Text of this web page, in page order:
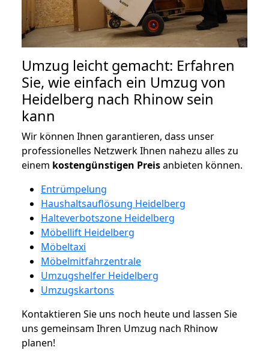
Umzug leicht gemacht: Erfahren
Sie, wie einfach ein Umzug von
Heidelberg nach Rhinow sein
kann
Wir können Ihnen garantieren, dass unser
professionelles Netzwerk Ihnen nahezu alles zu
einem kostengünstigen Preisanbieten können.
Entrümpelung
Haushaltsauflösung Heidelberg
Halteverbotszone Heidelberg
Möbellift Heidelberg
Möbeltaxi
Möbelmitfahrzentrale
Umzugshelfer Heidelberg
Umzugskartons
Kontaktieren Sie uns noch heute und lassen Sie
uns gemeinsam Ihren Umzug nach Rhinow
planen!